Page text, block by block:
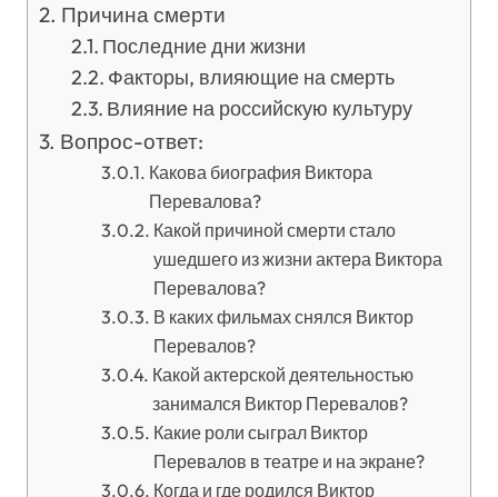
Причина смерти
Последние дни жизни
Факторы, влияющие на смерть
Влияние на российскую культуру
Вопрос-ответ:
Какова биография Виктора
Перевалова?
Какой причиной смерти стало
ушедшего из жизни актера Виктора
Перевалова?
В каких фильмах снялся Виктор
Перевалов?
Какой актерской деятельностью
занимался Виктор Перевалов?
Какие роли сыграл Виктор
Перевалов в театре и на экране?
Когда и где родился Виктор